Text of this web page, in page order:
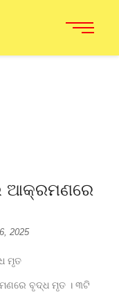
ଆକ୍ରମଣରେ
2025
ମୃତ
ବୃଦ୍ଧ ମୃତ । ୩ଟି